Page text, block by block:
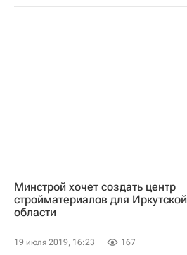
Минстрой хочет создать центр
стройматериалов для Иркутской
области
19 июля 2019, 16:23 167